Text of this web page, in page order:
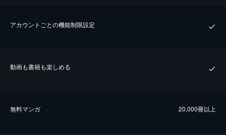
アカウントごとの機能制限設定
動画も書籍も楽しめる
無料マンガ 20,000冊以上